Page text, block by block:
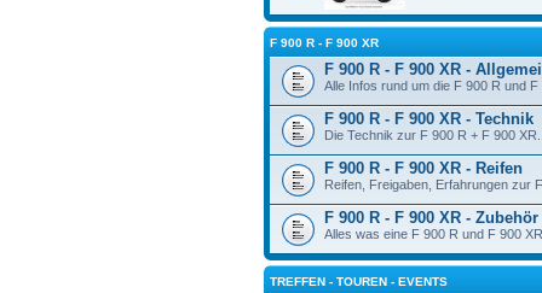
F 900 R - F 900 XR
F 900 R - F 900 XR -
Alle Infos rund um die F 900 R und F
F 900 R - F 900 XR - Technik
Die Technik zur F 900 R + F 900 XR.
F 900 R - F 900 XR - Reifen
Reifen, Freigaben, Erfahrungen zur
F 900 R - F 900 XR - Zubehör
Alles was eine F 900 R und F 900
TREFFEN - TOUREN - EVENTS